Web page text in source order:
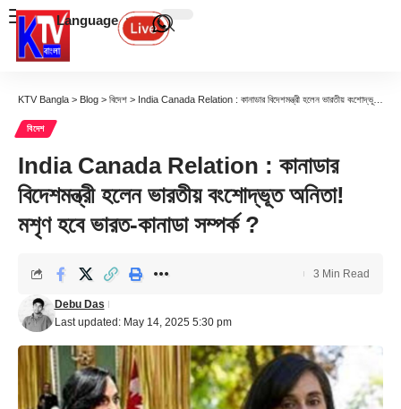
Language
KTV Bangla > Blog > বিদেশ > India Canada Relation : কানাডার বিদেশমন্ত্রী হলেন ভারতীয় বংশোদ্ভূত অনিতা! মশৃণ হবে ভারত-কানাডা সম্পর্ক ?
বিদেশ
India Canada Relation : কানাডার
বিদেশমন্ত্রী হলেন ভারতীয় বংশোদ্ভূত অনিতা!
মশৃণ হবে ভারত-কানাডা সম্পর্ক ?
Last updated: May 14, 2025 5:30 pm
Debu Das
3 Min Read